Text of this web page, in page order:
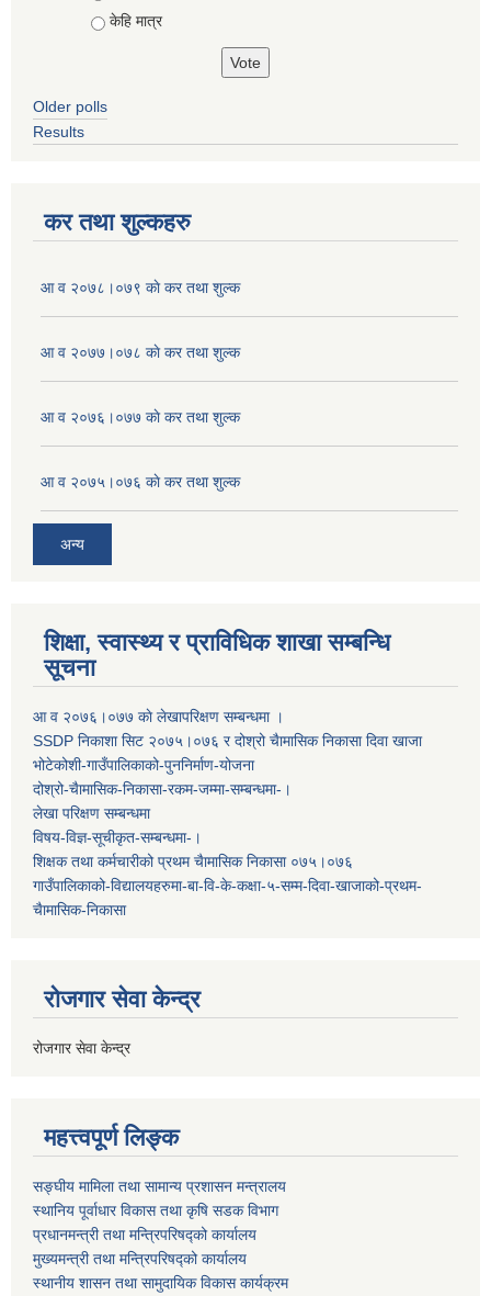
केहि मात्र
Older polls
Results
कर तथा शुल्कहरु
आ व २०७८।०७९ काे कर तथा शुल्क
आ व २०७७।०७८ काे कर तथा शुल्क
आ व २०७६।०७७ काे कर तथा शुल्क
आ व २०७५।०७६ काे कर तथा शुल्क
अन्य
शिक्षा, स्वास्थ्य र प्राविधिक शाखा सम्बन्धि
सूचना
आ व २०७६।०७७ काे लेखापरिक्षण सम्बन्धमा ।
SSDP निकाशा सिट २०७५।०७६ र दोश्रो चैामासिक निकासा दिवा खाजा
भोटेकोशी-गाउँपालिकाको-पुननिर्माण-योजना
दोश्रो-चैामासिक-निकासा-रकम-जम्मा-सम्बन्धमा-।
लेखा परिक्षण सम्बन्धमा
विषय-विज्ञ-सूचीकृत-सम्बन्धमा-।
शिक्षक तथा कर्मचारीको प्रथम च‌ैामासिक निकासा ०७५।०७६
गाउँपालिकाको-विद्यालयहरुमा-बा-वि-के-कक्षा-५-सम्म-दिवा-खाजाको-प्रथम-
चैामासिक-निकासा
रोजगार सेवा केन्द्र
रोजगार सेवा केन्द्र
महत्त्वपूर्ण लिङ्क
सङ्घीय मामिला तथा सामान्य प्रशासन मन्त्रालय
स्थानिय पूर्वाधार विकास तथा कृषि सडक विभाग
प्रधानमन्त्री तथा मन्त्रिपरिषद्को कार्यालय
मुख्यमन्त्री तथा मन्त्रिपरिषद्को कार्यालय
स्थानीय शासन तथा सामुदायिक विकास कार्यक्रम